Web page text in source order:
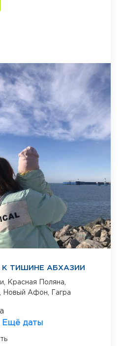
ТИШИНЕ АБХАЗИИ
Красная Поляна,
Новый Афон, Гагра
Ещё даты